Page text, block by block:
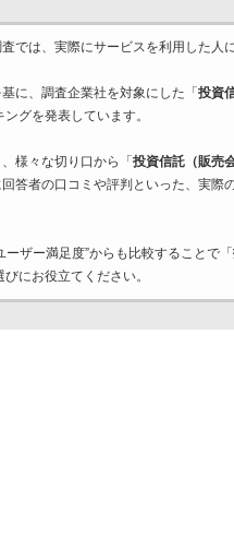
では、実際にサービスを利用した 人
に、調査企業社を対象にした「 投資
ングを発表しています。
様々な切り口から「 投資信託（販売
回答者の口コミや評判といった、実際
ーザー満足度”からも比較することで「
びにお役立てください。